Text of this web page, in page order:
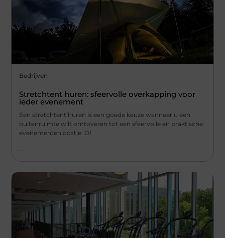
Bedrijven
Stretchtent huren: sfeervolle overkapping voor
ieder evenement
Een stretchtent huren is een goede keuze wanneer u een
buitenruimte wilt omtoveren tot een sfeervolle en praktische
evenementenlocatie. Of
...